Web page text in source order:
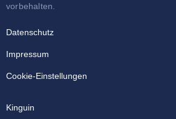
vorbehalten.
Datenschutz
Impressum
Cookie-Einstellungen
Kinguin